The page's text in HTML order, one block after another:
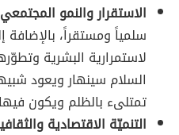
الاستقرار والنمو المجتمعي
سلمياً ومستقراً،
لاستمرارية البشرية
السلام سينهار ويعود
تمتلىء بالظلم ويكون
التنميّة الاقتصادية